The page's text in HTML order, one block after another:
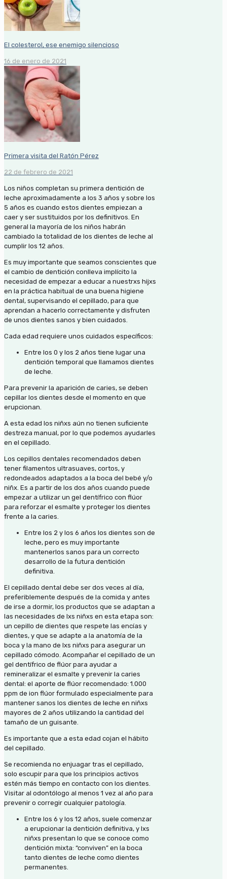
El colesterol, ese enemigo silencioso
16 de enero de 2021
Primera visita del Ratón Pérez
22 de febrero de 2021
Los niños completan su primera dentición de
leche aproximadamente a los 3 años y sobre los
5 años es cuando estos dientes empiezan a
caer y ser sustituidos por los definitivos. En
general la mayoría de los niños habrán
cambiado la totalidad de los dientes de leche al
cumplir los 12 años.
Es muy importante que seamos conscientes que
el cambio de dentición conlleva implícito la
necesidad de empezar a educar a nuestrxs hijxs
en la práctica habitual de una buena higiene
dental, supervisando el cepillado, para que
aprendan a hacerlo correctamente y disfruten
de unos dientes sanos y bien cuidados.
Cada edad requiere unos cuidados específicos:
Entre los 0 y los 2 años tiene lugar una
dentición temporal que llamamos dientes
de leche.
Para prevenir la aparición de caries, se deben
cepillar los dientes desde el momento en que
erupcionan.
A esta edad los niñxs aún no tienen suficiente
destreza manual, por lo que podemos ayudarles
en el cepillado.
Los cepillos dentales recomendados deben
tener filamentos ultrasuaves, cortos, y
redondeados adaptados a la boca del bebé y/o
niñx. Es a partir de los dos años cuando puede
empezar a utilizar un gel dentífrico con flúor
para reforzar el esmalte y proteger los dientes
frente a la caries.
Entre los 2 y los 6 años los dientes son de
leche, pero es muy importante
mantenerlos sanos para un correcto
desarrollo de la futura dentición
definitiva.
El cepillado dental debe ser dos veces al día,
preferiblemente después de la comida y antes
de irse a dormir, los productos que se adaptan a
las necesidades de lxs niñxs en esta etapa son:
un cepillo de dientes que respete las encías y
dientes, y que se adapte a la anatomía de la
boca y la mano de lxs niñxs para asegurar un
cepillado cómodo. Acompañar el cepillado de un
gel dentífrico de flúor para ayudar a
remineralizar el esmalte y prevenir la caries
dental: el aporte de flúor recomendado: 1.000
ppm de ion flúor formulado especialmente para
mantener sanos los dientes de leche en niñxs
mayores de 2 años utilizando la cantidad del
tamaño de un guisante.
Es importante que a esta edad cojan el hábito
del cepillado.
Se recomienda no enjuagar tras el cepillado,
solo escupir para que los principios activos
estén más tiempo en contacto con los dientes.
Visitar al odontólogo al menos 1 vez al año para
prevenir o corregir cualquier patología.
Entre los 6 y los 12 años, suele comenzar
a erupcionar la dentición definitiva, y lxs
niñxs presentan lo que se conoce como
dentición mixta: “conviven” en la boca
tanto dientes de leche como dientes
permanentes.